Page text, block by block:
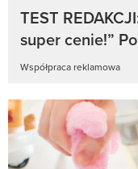
TEST
super cenie!”
Współpraca reklamowa